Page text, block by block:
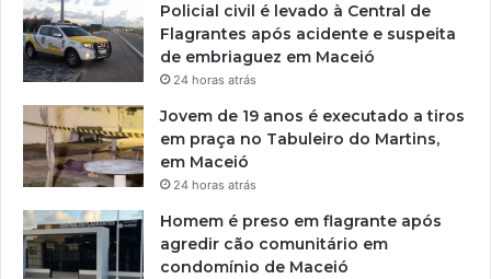
Policial civil é levado à Central de
Flagrantes após acidente e suspeita
de embriaguez em Maceió
24 horas atrás
Jovem de 19 anos é executado a tiros
em praça no Tabuleiro do Martins,
em Maceió
24 horas atrás
Homem é preso em flagrante após
agredir cão comunitário em
condomínio de Maceió